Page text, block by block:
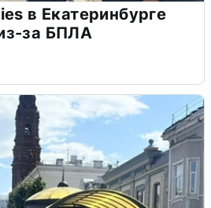
в Екатеринбурге
за БПЛА